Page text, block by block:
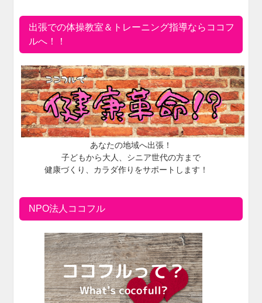
出張での体操教室＆トレーニング指導ならココフ
ルへ！！
あなたの地域へ出張！
子どもから大人、シニア世代の方まで
健康づくり、カラダ作りをサポートします！
NPO法人ココフル